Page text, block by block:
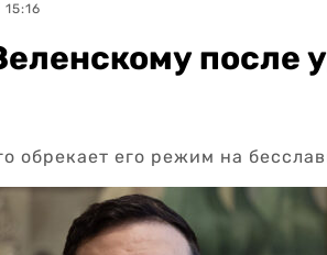
после
обрекает его режим на